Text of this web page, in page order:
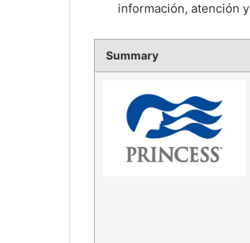
información, atención
Summary